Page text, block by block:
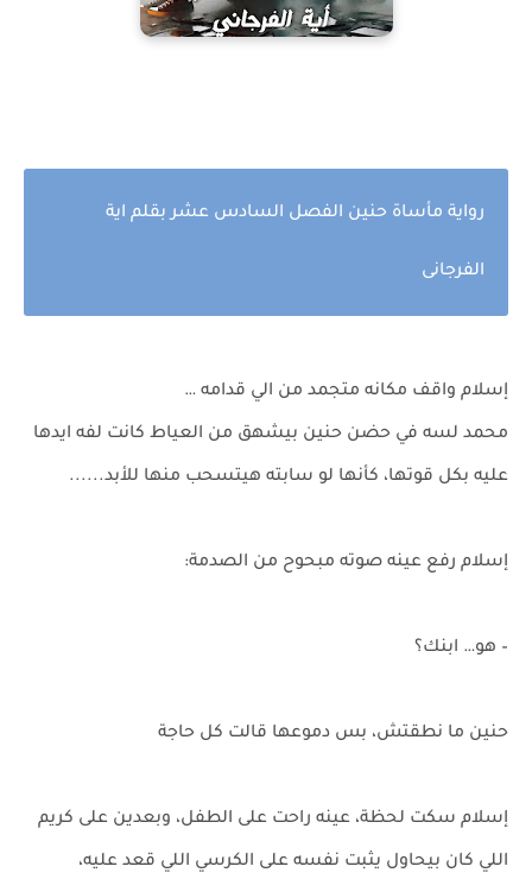
رواية مأساة حنين الفصل السادس عشر بقلم اية
الفرجانى
إسلام واقف مكانه متجمد من الي قدامه …
محمد لسه في حضن حنين بيشهق من العياط كانت لفه ايدها
عليه بكل قوتها، كأنها لو سابته هيتسحب منها للأبد......
إسلام رفع عينه صوته مبحوح من الصدمة:
– هو… ابنك؟
حنين ما نطقتش، بس دموعها قالت كل حاجة
إسلام سكت لحظة، عينه راحت على الطفل، وبعدين على كريم
اللي كان بيحاول يثبت نفسه على الكرسي اللي قعد عليه،